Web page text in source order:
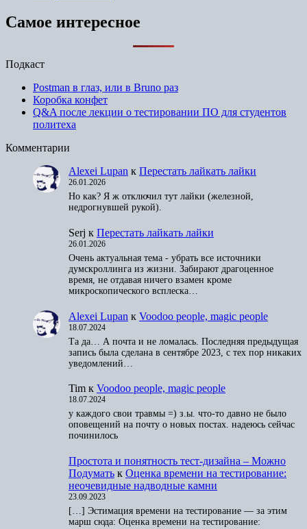
Самое интересное
Подкаст
Postman в глаз, или в Bruno раз
Коробка конфет
Q&A после лекции о тестировании ПО для студентов
политеха
Комментарии
Alexei Lupan к Перестать лайкать лайки
26.01.2026
Но как? Я ж отключил тут лайки (железной,
недрогнувшей рукой).
Serj к Перестать лайкать лайки
26.01.2026
Очень актуальная тема - убрать все источники
думскроллинга из жизни. Забирают драгоценное
время, не отдавая ничего взамен кроме
микроскопического всплеска…
Alexei Lupan к Voodoo people, magic people
18.07.2024
Та да… А почта и не ломалась. Последняя предыдущая
запись была сделана в сентябре 2023, с тех пор никаких
уведомлений…
Tim к Voodoo people, magic people
18.07.2024
у каждого свои травмы =) з.ы. что-то давно не было
оповещений на почту о новых постах. надеюсь сейчас
починилось
Простота и понятность тест-дизайна – Можно
Подумать к Оценка времени на тестирование:
неочевидные надводные камни
23.09.2023
[…] Эстимация времени на тестирование — за этим
марш сюда: Оценка времени на тестирование: